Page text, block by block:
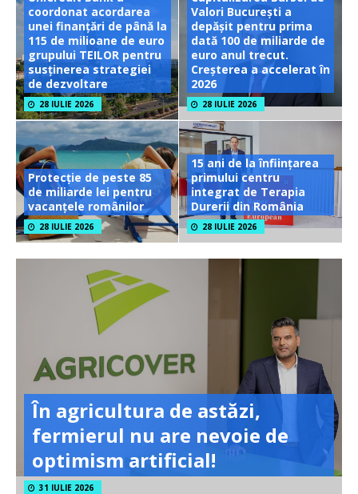
coordonat acordarea
unei finanțări de până la
115 de milioane de euro
grupului TEILOR pentru
susținerea strategiei
de dezvoltare
28 IULIE 2026
Valori București a
depășit pentru prima
dată 100 de miliarde de
euro anul trecut.
Creșterea a accelerat în
2026
28 IULIE 2026
Protecție de peste 85
de miliarde lei pentru
vacanțele românilor
28 IULIE 2026
15 ani de la înființarea
primului centru
integrat de Terapia
Durerii din România
28 IULIE 2026
În agricultura de astăzi,
fermierul nu are nevoie de
optimism artificial!
31 IULIE 2026